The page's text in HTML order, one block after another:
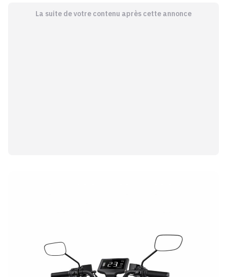
La suite de votre contenu après cette annonce